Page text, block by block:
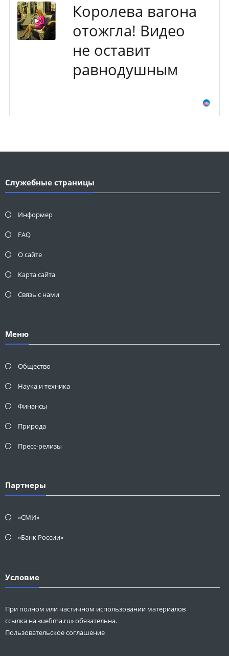
Королева вагона
отожгла! Видео
не оставит
равнодушным
Служебные страницы
Информер
FAQ
О сайте
Карта сайта
Связь с нами
Меню
Общество
Наука и техника
Финансы
Природа
Пресс-релизы
Партнеры
«СМИ»
«Банк России»
Условие
При полном или частичном использовании материалов
ссылка на «uefima.ru» обязательна.
Пользовательское соглашение